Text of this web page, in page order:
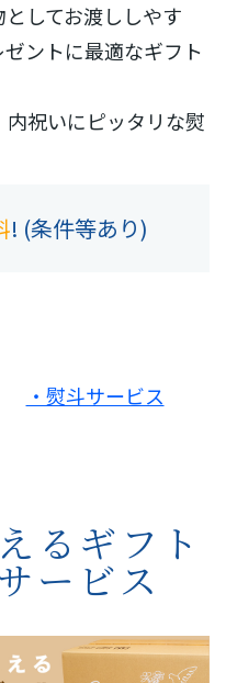
としてお渡ししやす
ントに最適なギフト
内祝いにピッタリな熨
! (条件等あり)
・熨斗サービス
るギフト
ービス